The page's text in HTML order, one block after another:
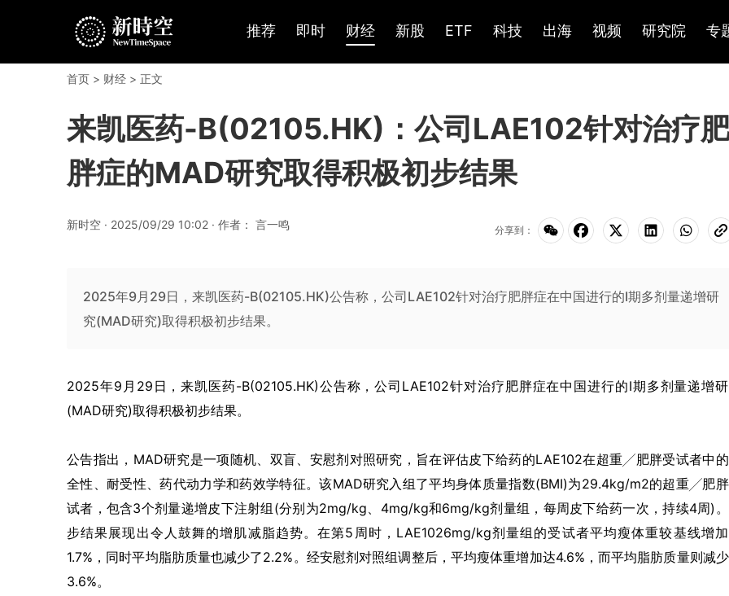
推荐 即时 财经 新股 ETF 科技 出海 视频 研究院 专
首页 > 财经 > 正文
来凯医药-B(02105.HK)：公司LAE102针对治疗肥
胖症的MAD研究取得积极初步结果
新时空 · 2025/09/29 10:02 · 作者： 言一鸣 分享到：
2025年9月29日，来凯医药-B(02105.HK)公告称，公司LAE102针对治疗肥胖症在中国进行的I期多剂量递增研
究(MAD研究)取得积极初步结果。
2025年9月29日，来凯医药-B(02105.HK)公告称，公司LAE102针对治疗肥胖症在中国进行的I期多剂量递增
(MAD研究)取得积极初步结果。
公告指出，MAD研究是一项随机、双盲、安慰剂对照研究，旨在评估皮下给药的LAE102在超重╱肥胖受试者中
全性、耐受性、药代动力学和药效学特征。该MAD研究入组了平均身体质量指数(BMI)为29.4kg/m2的超重╱肥
试者，包含3个剂量递增皮下注射组(分别为2mg/kg、4mg/kg和6mg/kg剂量组，每周皮下给药一次，持续4周)
步结果展现出令人鼓舞的增肌减脂趋势。在第5周时，LAE1026mg/kg剂量组的受试者平均瘦体重较基线增
1.7%，同时平均脂肪质量也减少了2.2%。经安慰剂对照组调整后，平均瘦体重增加达4.6%，而平均脂肪质量则减
3.6%。